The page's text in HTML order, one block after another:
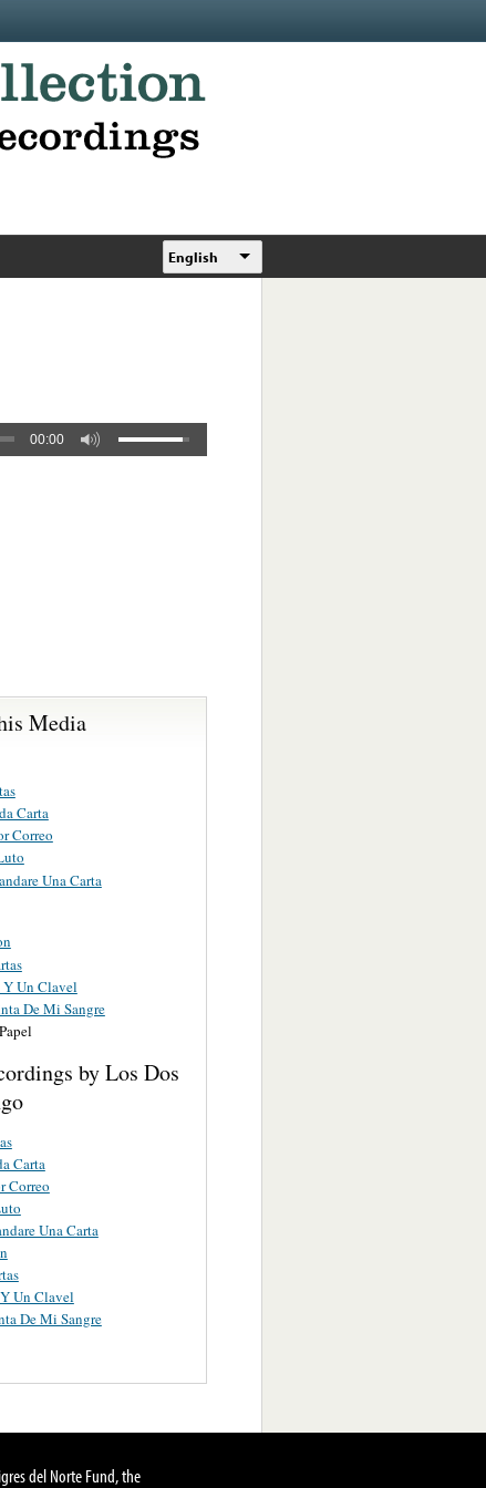
English
00:00
Media
Carta
Correo
Una Carta
Y Un Clavel
De Mi Sangre
by Los Dos
Carta
Correo
Una Carta
Un Clavel
De Mi Sangre
del Norte Fund, the